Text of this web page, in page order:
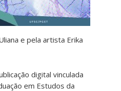
e pela artista Erika
digital vinculada
em Estudos da